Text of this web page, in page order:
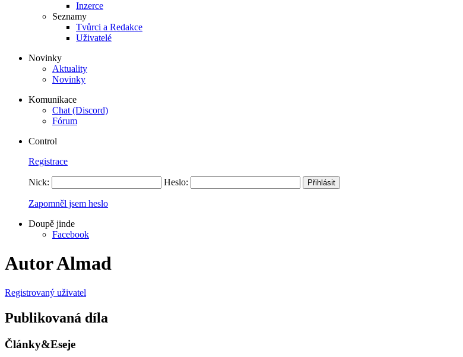
Inzerce
Seznamy
Tvůrci a Redakce
Uživatelé
Novinky
Aktuality
Novinky
Komunikace
Chat (Discord)
Fórum
Control
Registrace
Nick: Heslo:
Zapomněl jsem heslo
Doupě jinde
Facebook
Autor Almad
Registrovaný uživatel
Publikovaná díla
Články&Eseje